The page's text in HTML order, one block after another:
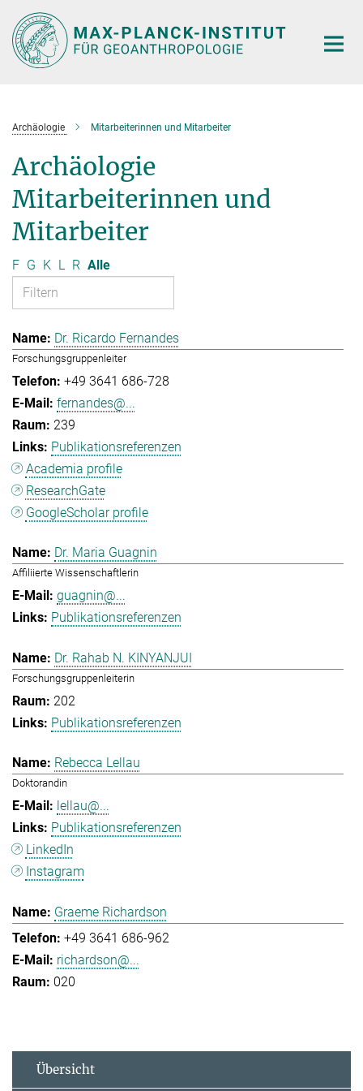
Hauptinhalt
Archäologie Mitarbeiterinnen und Mitarbeiter
Archäologie
Mitarbeiterinnen und
Mitarbeiter
F G K L R Alle
Dr. Ricardo Fernandes
Forschungsgruppenleiter
+49 3641 686-728
fernandes@...
239
Publikationsreferenzen
Academia profile
ResearchGate
GoogleScholar profile
Dr. Maria Guagnin
Affiliierte Wissenschaftlerin
guagnin@...
Publikationsreferenzen
Dr. Rahab N. KINYANJUI
Forschungsgruppenleiterin
202
Publikationsreferenzen
Rebecca Lellau
Doktorandin
lellau@...
Publikationsreferenzen
LinkedIn
Instagram
Graeme Richardson
+49 3641 686-962
richardson@...
020
Übersicht